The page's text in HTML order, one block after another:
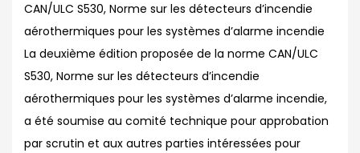
CAN/ULC S530, Norme sur les détecteurs d’incendie
aérothermiques pour les systèmes d’alarme incendie
La deuxième édition proposée de la norme CAN/ULC
S530, Norme sur les détecteurs d’incendie
aérothermiques pour les systèmes d’alarme incendie,
a été soumise au comité technique pour approbation
par scrutin et aux autres parties intéressées pour